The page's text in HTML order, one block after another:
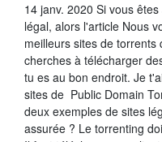
14 janv. 2020 Si vous
légal, alors l'article Nous
meilleurs sites de
cherches à télécharger
tu es au bon endroit. Je
sites de Public Domain
deux exemples de sites
assurée ? Le torrenting